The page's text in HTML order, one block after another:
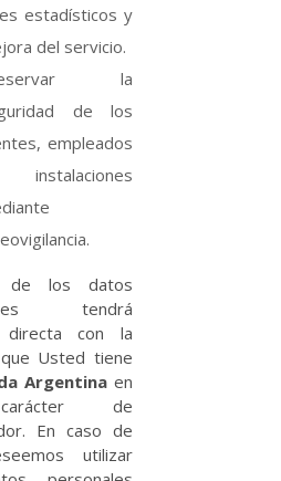
estadísticos y
del servicio.
la
de los
empleados
de los datos
tendrá
directa con la
Usted tiene
Argentina en
de
En caso de
utilizar